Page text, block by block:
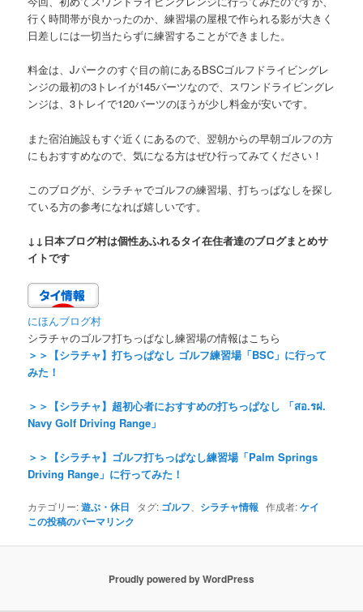
行く時間帯が良かったのか、練習場の屋根で作られる影が大きく
日差しには一切当たらずに練習することができました。
料金は、Jパークのすぐ目の前にあるBSCゴルフドライビングレ
ンジの最初の3トレイが145バーツなので、 スワンドライビングレ
ンジは、3トレイで120バーツのほうが少し料金が安いです。
また宿泊施設もすぐ近くにあるので、翌朝からの早朝ゴルフの方
にもおすすめなので、気になる方はぜひ行ってみてください！
このブログが、シラチャでゴルフの練習場、打ちっぱなしを探し
ている方の参考になれば嬉しいです。
↓↓日本ブログ村は個性あふれるタイ在住者達のブログまとめサ
イトです
にほんブログ村
シラチャのゴルフ打ちっぱなし練習場の情報はこちら
＞＞【シラチャ】打ちっぱなし ゴルフ練習場「BSC」に行って
みた！
＞＞【シラチャ】超初心者におすすめの打ちっぱなし 「สอ.รฝ.
Navy Golf Driving Range」
＞＞【シラチャ】ゴルフ打ちっぱなし練習場「Palm Springs
Driving Range」に行ってみた！
カテゴリー:遊ぶ・休日 タグ: ゴルフ シラチャ情報 作成者:ケイ
この投稿のパーマリンク
Proudly powered by WordPress